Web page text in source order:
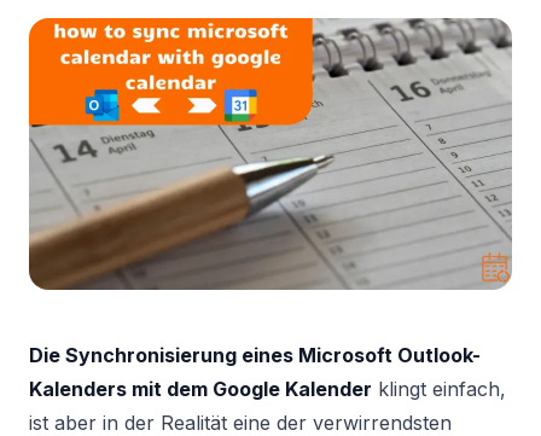
Die Synchronisierung eines Microsoft Outlook-
Kalenders mit dem Google Kalender klingt einfach,
ist aber in der Realität eine der verwirrendsten